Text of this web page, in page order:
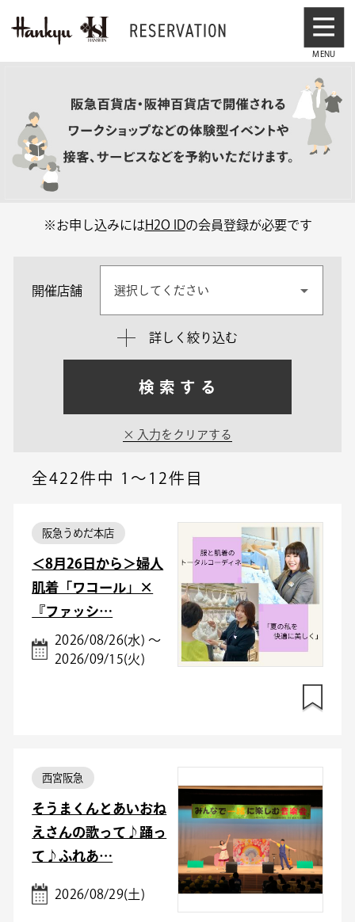
※お申し込みにはH2O IDの会員登録が必要です
開催店舗 選択してください
詳しく絞り込む
検索する
入力をクリアする
全422件中 1～12件目
阪急うめだ本店
＜8月26日から＞婦人
肌着「ワコール」×
『ファッシ…
2026/08/26(水) ～
2026/09/15(火)
西宮阪急
そうまくんとあいおね
えさんの歌って♪踊っ
て♪ふれあ…
2026/08/29(土)